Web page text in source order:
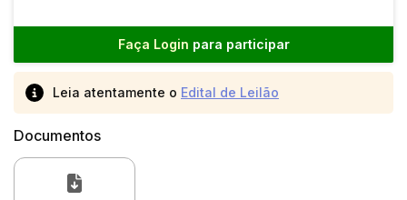
Faça Login para participar
Leia atentamente o Edital de Leilão
Documentos